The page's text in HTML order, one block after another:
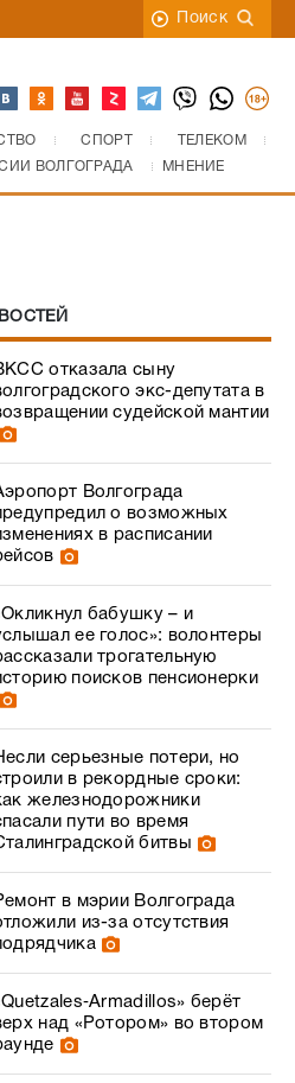
Поиск
СПОРТ
ТЕЛЕКОМ
ВОЛГОГРАДА МНЕНИЕ
отказала сыну
экс-депутата в
судейской мантии
Волгограда
о возможных
в расписании
бабушку – и
ее голос»: волонтеры
трогательную
поисков пенсионерки
серьезные потери, но
в рекордные сроки:
железнодорожники
пути во время
битвы
в мэрии Волгограда
из-за отсутствия
берёт
над «Ротором» во втором